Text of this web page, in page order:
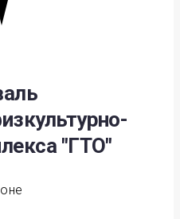
"ГТО"